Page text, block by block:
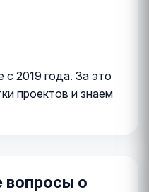
2019 года. За это
проектов и знаем
вопросы о